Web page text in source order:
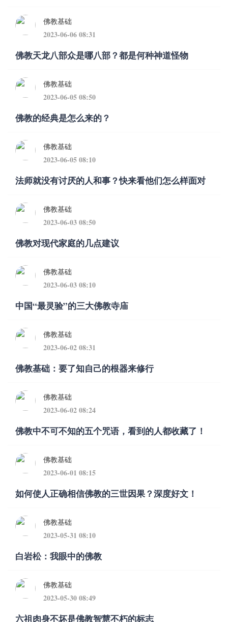
佛教基础
2023-06-06 08:31
佛教天龙八部众是哪八部？都是何种神道怪物
佛教基础
2023-06-05 08:50
佛教的经典是怎么来的？
佛教基础
2023-06-05 08:10
法师就没有讨厌的人和事？快来看他们怎么样面对
佛教基础
2023-06-03 08:50
佛教对现代家庭的几点建议
佛教基础
2023-06-03 08:10
中国“最灵验”的三大佛教寺庙
佛教基础
2023-06-02 08:31
佛教基础：要了知自己的根器来修行
佛教基础
2023-06-02 08:24
佛教中不可不知的五个咒语，看到的人都收藏了！
佛教基础
2023-06-01 08:15
如何使人正确相信佛教的三世因果？深度好文！
佛教基础
2023-05-31 08:10
白岩松：我眼中的佛教
佛教基础
2023-05-30 08:49
六祖肉身不坏是佛教智慧不朽的标志